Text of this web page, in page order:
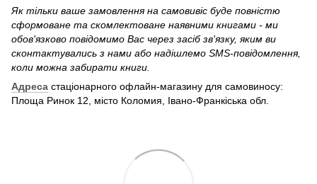
Як тільки ваше замовлення на самовивіс буде повністю
сформоване та скомлектоване наявними книгами - ми
обов'язково повідомимо Вас через засіб зв'язку, яким ви
сконтактувались з нами або надішлемо SMS-повідомлення,
коли можна забирати книги.
Адреса стаціонарного офлайн-магазину для самовиносу:
Площа Ринок 12, місто Коломия, Івано-Франкіська обл.